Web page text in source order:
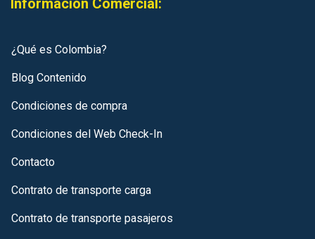
Información Comercial:
¿Qué es Colombia?
Blog Contenido
Condiciones de compra
Condiciones del Web Check-In
Contacto
Contrato de transporte carga
Contrato de transporte pasajeros